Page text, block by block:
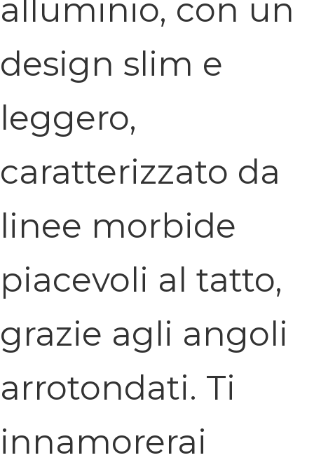
alluminio, con un
design slim e
leggero,
caratterizzato da
linee morbide
piacevoli al tatto,
grazie agli angoli
arrotondati. Ti
innamorerai